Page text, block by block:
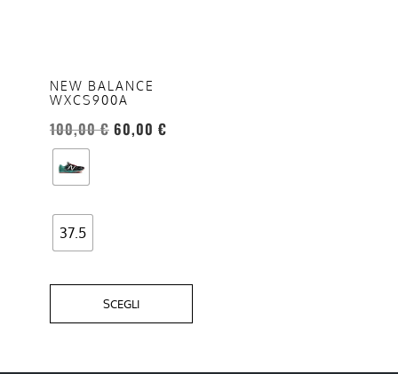
NEW BALANCE
WXCS900A
100,00€ 60,00 €
37.5
SCEGLI
opzioni
possono
essere
scelte
nella
del
prodotto